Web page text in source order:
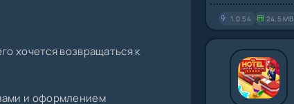
хочется возвращаться к
и оформлением
1.0.54 24.5 MB